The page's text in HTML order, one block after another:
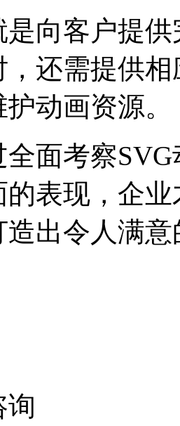
向客户提
，还需提供
动画资源。
面考察
表现，企
出令人满
询